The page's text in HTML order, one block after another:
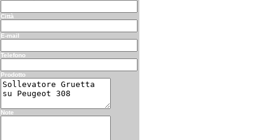
Città
E-mail
Telefono
Prodotto
Note